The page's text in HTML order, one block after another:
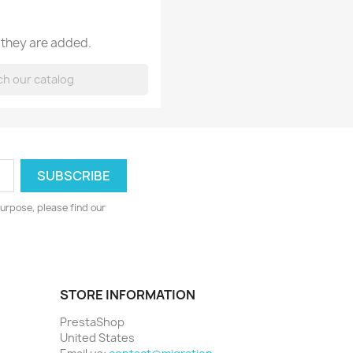
are added.
please find our
STORE INFORMATION
PrestaShop
United States